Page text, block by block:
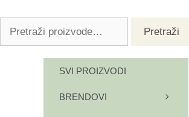
Pretraži
SVI PROIZVODI
BRENDOVI